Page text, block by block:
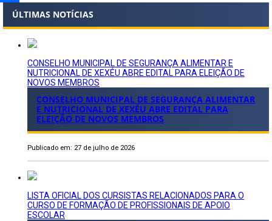
Share
ÚLTIMAS NOTÍCIAS
CONSELHO MUNICIPAL DE SEGURANÇA ALIMENTAR E
NUTRICIONAL DE XEXÉU ABRE EDITAL PARA ELEIÇÃO DE
NOVOS MEMBROS
CONSELHO MUNICIPAL DE SEGURANÇA ALIMENTAR
E NUTRICIONAL DE XEXÉU ABRE EDITAL PARA
ELEIÇÃO DE NOVOS MEMBROS
Publicado em: 27 de julho de 2026
LISTA OFICIAL DOS CURSISTAS RELACIONADOS PARA O
CURSO DE FORMAÇÃO DE PROFISSIONAIS DE APOIO
ESCOLAR